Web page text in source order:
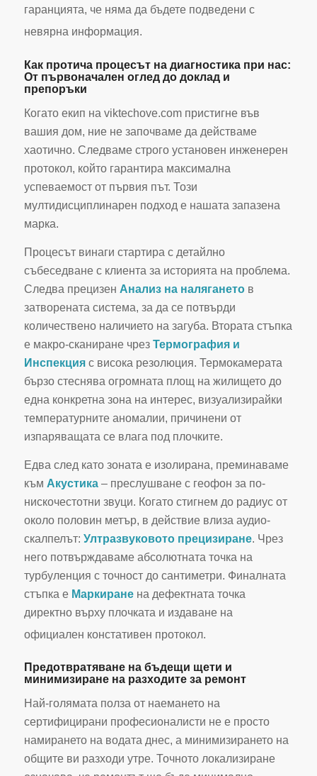
гаранцията, че няма да бъдете подведени с
невярна информация.
Как протича процесът на диагностика при нас:
От първоначален оглед до доклад и
препоръки
Когато екип на viktechove.com пристигне във
вашия дом, ние не започваме да действаме
хаотично. Следваме строго установен инженерен
протокол, който гарантира максимална
успеваемост от първия път. Този
мултидисциплинарен подход е нашата запазена
марка.
Процесът винаги стартира с детайлно
събеседване с клиента за историята на проблема.
Следва прецизен Анализ на наляганетов
затворената система, за да се потвърди
количествено наличието на загуба. Втората стъпка
е макро-сканиране чрез Термография и
Инспекцияс висока резолюция. Термокамерата
бързо стеснява огромната площ на жилището до
една конкретна зона на интерес, визуализирайки
температурните аномалии, причинени от
изпаряващата се влага под плочките.
Едва след като зоната е изолирана, преминаваме
към Акустика– преслушване с геофон за по-
нискочестотни звуци. Когато стигнем до радиус от
около половин метър, в действие влиза аудио-
скалпелът: Ултразвуковото прецизиране. Чрез
него потвърждаваме абсолютната точка на
турбуленция с точност до сантиметри. Финалната
стъпка е Маркиранена дефектната точка
директно върху плочката и издаване на
официален констативен протокол.
Предотвратяване на бъдещи щети и
минимизиране на разходите за ремонт
Най-голямата полза от наемането на
сертифицирани професионалисти не е просто
намирането на водата днес, а минимизирането на
общите ви разходи утре. Точното локализиране